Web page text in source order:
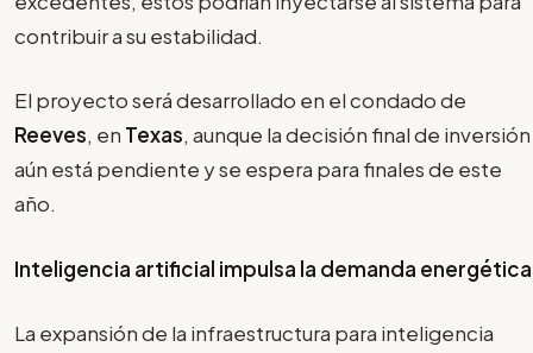
contribuir a su estabilidad.
El proyecto será desarrollado en el condado de
Reeves, en Texas, aunque la decisión final de inversión
aún está pendiente y se espera para finales de este
año.
Inteligencia artificial impulsa la demanda energética
La expansión de la infraestructura para inteligencia